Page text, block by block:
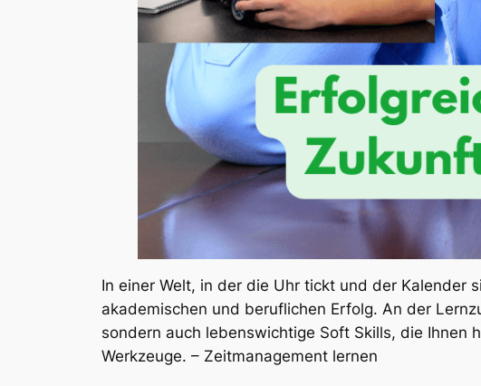
In einer Welt, in der die Uhr tickt und der Kalender
akademischen und beruflichen Erfolg. An der
sondern auch lebenswichtige Soft Skills, die Ihnen
Werkzeuge. – Zeitmanagement lernen